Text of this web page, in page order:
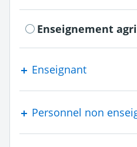
Enseignement
Enseignant
Personnel non